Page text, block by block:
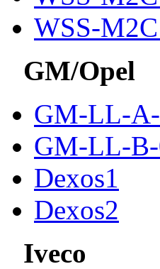
WSS-
GM/Opel
GM-LL-
GM-LL-
Dexos1
Dexos2
Iveco